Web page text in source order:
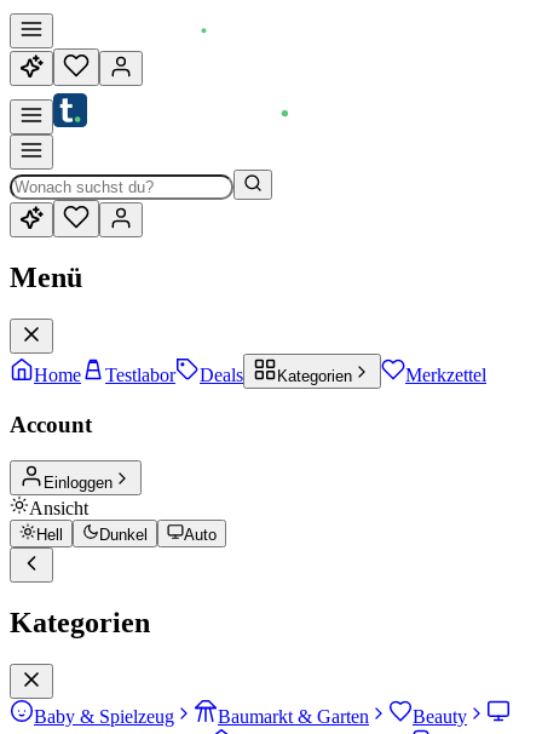
Menü
Home Testlabor Deals Kategorien Merkzettel
Account
Einloggen
Ansicht
Hell Dunkel Auto
Kategorien
Baby & Spielzeug Baumarkt & Garten
Beauty